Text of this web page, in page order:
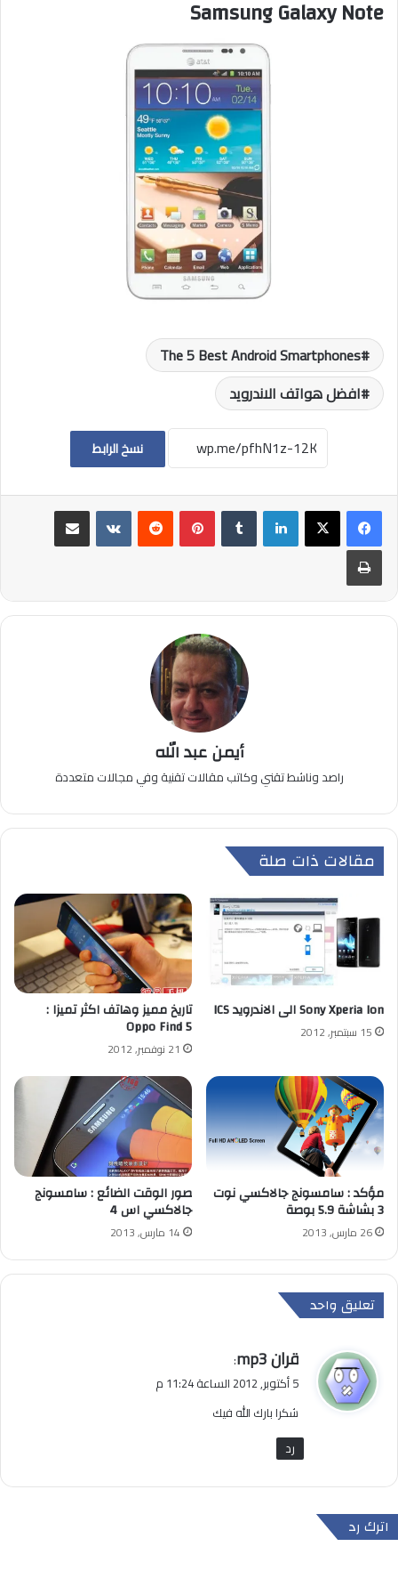
Samsung Galaxy Note
The 5 Best Android Smartphones
افضل هواتف الاندرويد
نسخ الرابط
لينكدإن بينتيريست
مشاركة عبر البريد
طباعة
أيمن عبد الله
راصد وناشط تقني وكاتب مقالات تقنية وفي مجالات متعددة
مقالات ذات صلة
Sony Xperia Ion الى الاندرويد ICS
15 سبتمبر, 2012
تاريخ مميز وهاتف اكثر تميزا :
Oppo Find 5
21 نوفمبر, 2012
مؤكد : سامسونج جالاكسي نوت
3 بشاشة 5.9 بوصة
26 مارس, 2013
صور الوقت الضائع : سامسونج
جالاكسي اس 4
14 مارس, 2013
تعليق واحد
ي
ق
ل
قران mp3
:
5 أكتوبر, 2012 الساعة 11:24 م
شكرا بارك الله فيك
رد
اترك رد